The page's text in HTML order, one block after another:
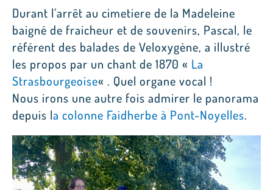
Durant l’arrêt au cimetiere de la Madeleine
baigné de fraicheur et de souvenirs, Pascal, le
référent des balades de Veloxygène, a illustré
les propos par un chant de 1870 « La
Strasbourgeoise« . Quel organe vocal !
Nous irons une autre fois admirer le panorama
depuis la colonne Faidherbe à Pont-Noyelles.